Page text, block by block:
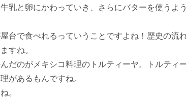
乳と卵にかわっていき、さらにバターを使うよ
台で食べれるっていうことですよね！歴史の流
すね。
だのがメキシコ料理のトルティーヤ。トルティ
があるもんですね。
。